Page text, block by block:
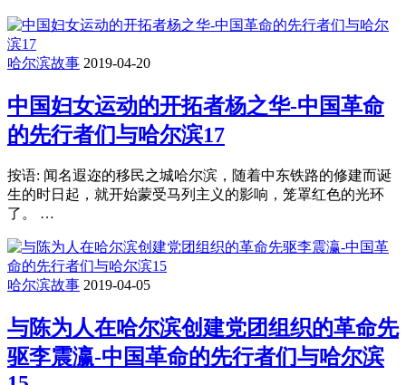
哈尔滨故事 2019-04-20
中国妇女运动的开拓者杨之华-中国革命
的先行者们与哈尔滨17
按语: 闻名遐迩的移民之城哈尔滨，随着中东铁路的修建而诞
生的时日起，就开始蒙受马列主义的影响，笼罩红色的光环
了。 …
哈尔滨故事 2019-04-05
与陈为人在哈尔滨创建党团组织的革命先
驱李震瀛-中国革命的先行者们与哈尔滨